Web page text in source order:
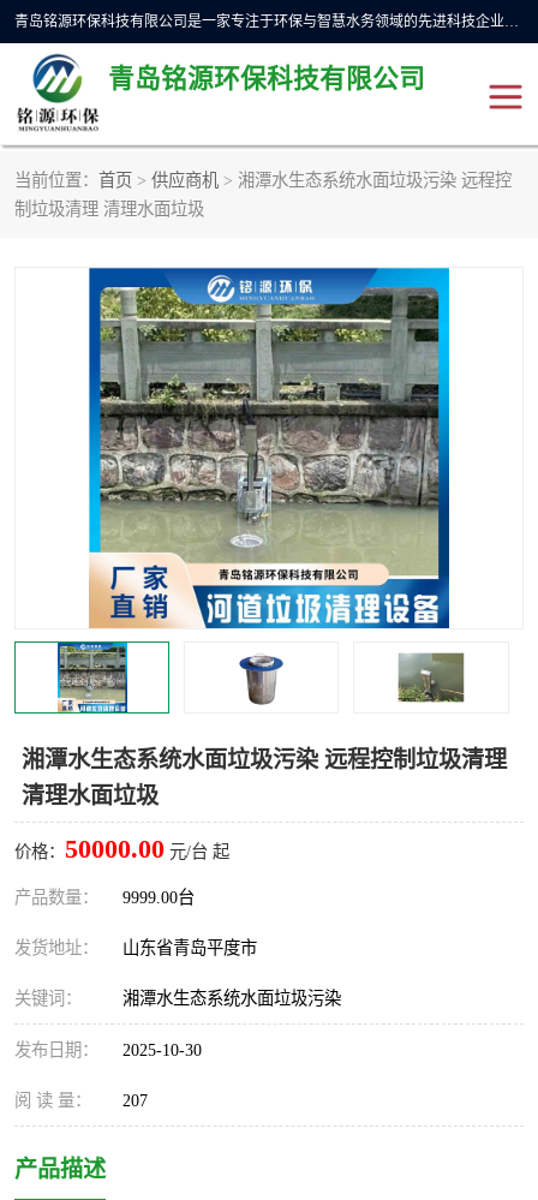
青岛铭源环保科技有限公司是一家专注于环保与智慧水务领域的先进科技企业，公司专注于云智能一体化预制泵站、水务循环利用、海绵城市、云智慧水务开发及新型环保技术研发等领域。铭源环保以为客户提供优质产品、专业技术服务为己任。为客户提供量身定制方案，提供多种配置方案满足实际使用要求。严控供货周期，并提供高标准后期维护。以环保为己任，视质量如生命，以技术做先导，靠诚信赢客户。
青岛铭源环保科技有限公司
当前位置： 首页 > 供应商机 > 湘潭水生态系统水面垃圾污染 远程控
制垃圾清理 清理水面垃圾
湘潭水生态系统水面垃圾污染 远程控制垃圾清理
清理水面垃圾
价格： 50000.00 元/台 起
产品数量： 9999.00台
发货地址： 山东省青岛平度市
关键词： 湘潭水生态系统水面垃圾污染
发布日期： 2025-10-30
阅 读 量： 207
产品描述
一体化HMPP泵站
智能截流井 智能旋转喷射器
下开式堰门 液动限流闸门
加压泵房/灌溉泵房 一体化预制泵站
不锈钢浮筒阀 真空冲洗装置
雨水收集回用装置 门式冲洗装置
智能一体化灌溉泵房 一体化污水处理泵房
水面垃圾清理装置 浅层砂过滤装置
一体化泵闸
真空冲洗设备
水平自清洗格栅